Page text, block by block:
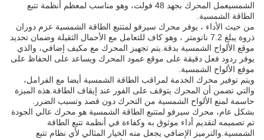
الشمسيعمل المحرك بجهد 48 فولت، وهو مناسب لمعظم أنظمة تتبع
الطاقة الشمسية.
من حيث الأداء ، يوفر محرك سيرفو لمتتبع الطاقة الشمسية عزم دوران
ذروة يبلغ 7.2 نانومتر ، وهو كاف للتعامل مع الأحمال الثقيلة وضمان تحديد
موقع الألواح الشمسية بدقة.يتم تجهيز المحرك مع مكيف إضافي، والذي
يوفر ردود فعل دقيقة على موقع عمود المحرك ويساعد على الحفاظ على
موقع الألواح الشمسية.
ويتم توفير محرك الخدمة لمراقب الطاقة الشمسية أيضا مع الفرامل،
والتي تضمن أن المحرك يتوقف على الفور عند إيقاف الطاقة.هذه الميزة
حاسمة لمنع الألواح الشمسية من التحرك دون قصد وتسبب الضرر.
بشكل عام، محرك سيرفو لمتتبع الطاقة الشمسية هو محرك عالي الجودة
تم تصميمه لتقديم أداء موثوق به وكفاءة في أنظمة تتبع الطاقة
الشمسية.والترميز الإضافي يجعل منه الخيار المثالي لأي نظام تتبع